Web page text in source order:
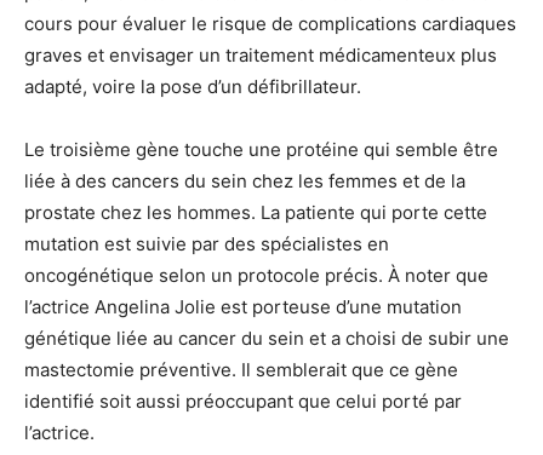
cours pour évaluer le risque de complications cardiaques
graves et envisager un traitement médicamenteux plus
adapté, voire la pose d’un défibrillateur.
Le troisième gène touche une protéine qui semble être
liée à des cancers du sein chez les femmes et de la
prostate chez les hommes. La patiente qui porte cette
mutation est suivie par des spécialistes en
oncogénétique selon un protocole précis. À noter que
l’actrice Angelina Jolie est porteuse d’une mutation
génétique liée au cancer du sein et a choisi de subir une
mastectomie préventive. Il semblerait que ce gène
identifié soit aussi préoccupant que celui porté par
l’actrice.